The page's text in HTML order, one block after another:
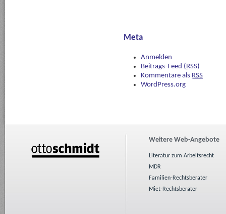
Meta
Anmelden
Beitrags-Feed (RSS)
Kommentare als RSS
WordPress.org
Weitere Web-Angebote
Literatur zum Arbeitsrecht
MDR
Familien-Rechtsberater
Miet-Rechtsberater